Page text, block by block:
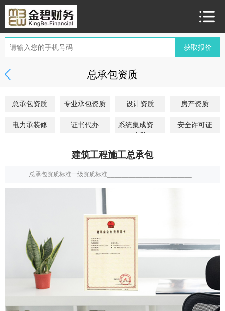
总承包资质
总承包资质 专业承包资质 设计资质 房产资质
电力承装修 证书代办
系统集成资质/
安防
安全许可证
建筑工程施工总承包
总承包资质标准一级资质标准________________________...